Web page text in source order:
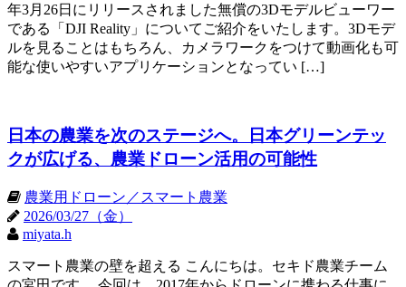
年3月26日にリリースされました無償の3Dモデルビューワー
である「DJI Reality」についてご紹介をいたします。3Dモデ
ルを見ることはもちろん、カメラワークをつけて動画化も可
能な使いやすいアプリケーションとなってい […]
日本の農業を次のステージへ。日本グリーンテッ
クが広げる、農業ドローン活用の可能性
農業用ドローン／スマート農業
2026/03/27（金）
miyata.h
スマート農業の壁を超える こんにちは。セキド農業チーム